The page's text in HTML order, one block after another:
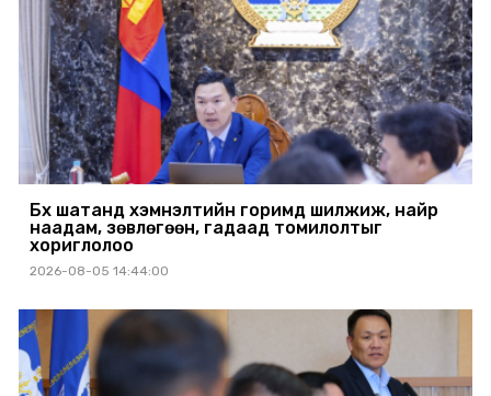
Бүх шатанд хэмнэлтийн горимд шилжиж, найр
наадам, зөвлөгөөн, гадаад томилолтыг
хориглолоо
2026-08-05 14:44:00